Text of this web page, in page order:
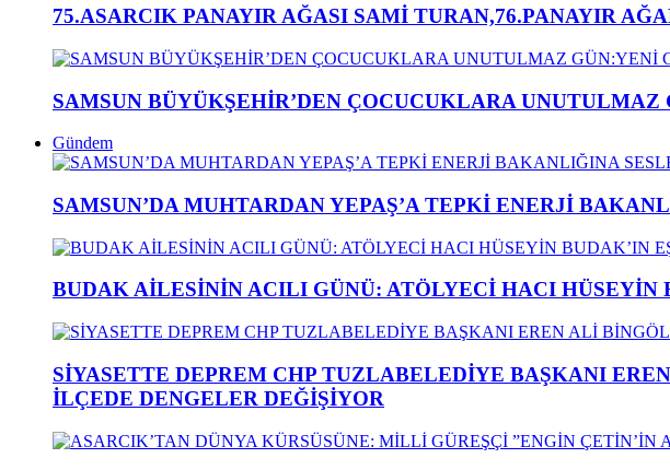
75.ASARCIK PANAYIR AĞASI SAMİ TURAN,76.PANAYIR
SAMSUN BÜYÜKŞEHİR’DEN ÇOCUCUKLARA
Gündem
SAMSUN’DA MUHTARDAN YEPAŞ’A TEPKİ ENERJİ
BUDAK AİLESİNİN ACILI GÜNÜ: ATÖLYECİ HACI HÜSEYİN
SİYASETTE DEPREM CHP TUZLABELEDİYE BAŞKANI
İLÇEDE DENGELER DEĞİŞİYOR